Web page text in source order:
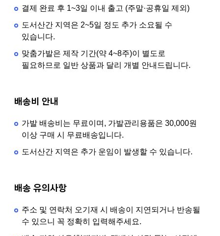
결제 완료 후 1~3일 이내 출고 (주말·공휴일 제외)
도서산간 지역은 2~5일 정도 추가 소요될 수
있습니다.
맞춤가발은 제작 기간(약 4~8주)이 별도로
필요하므로 일반 상품과 달리 개별 안내드립니다.
배송비 안내
가발 배송비는 무료이며, 가발관리용품은 30,000원
이상 구매 시 무료배송입니다.
도서산간 지역은 추가 운임이 발생할 수 있습니다.
배송 유의사항
주소 및 연락처 오기재 시 배송이 지연되거나 반송될
수 있으니 꼭 정확히 입력해주세요.